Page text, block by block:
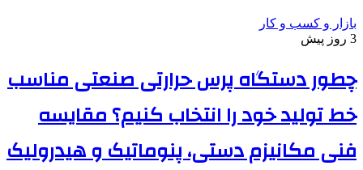
بازار و کسب و کار
3 روز پیش
چطور دستگاه پرس حرارتی صنعتی مناسب
خط تولید خود را انتخاب کنیم؟ مقایسه
فنی مکانیزم دستی، پنوماتیک و هیدرولیک